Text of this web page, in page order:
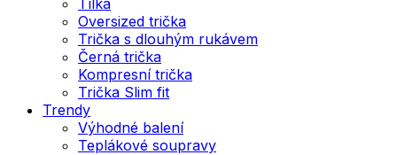
Oversized trička
Trička s dlouhým rukávem
Černá trička
Kompresní trička
Trička Slim fit
Trendy
Výhodné balení
Teplákové soupravy